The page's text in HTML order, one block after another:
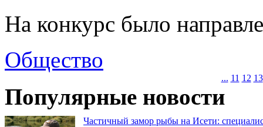
На конкурс было
Общество
... 11 12 13
Популярные новости
Частичный замор рыбы на Исети: